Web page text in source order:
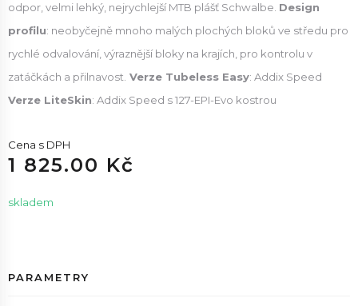
odpor, velmi lehký, nejrychlejší MTB plášť Schwalbe. Design
profilu: neobyčejně mnoho malých plochých bloků ve středu pro
rychlé odvalování, výraznější bloky na krajích, pro kontrolu v
zatáčkách a přilnavost. Verze Tubeless Easy: Addix Speed
Verze LiteSkin: Addix Speed s 127-EPI-Evo kostrou
Cena s DPH
1 825.00 Kč
skladem
PARAMETRY